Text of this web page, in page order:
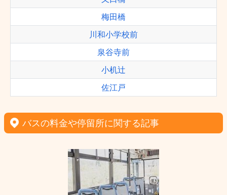
梅田橋
川和小学校前
泉谷寺前
小机辻
佐江戸
バスの料金や停留所に関する記事